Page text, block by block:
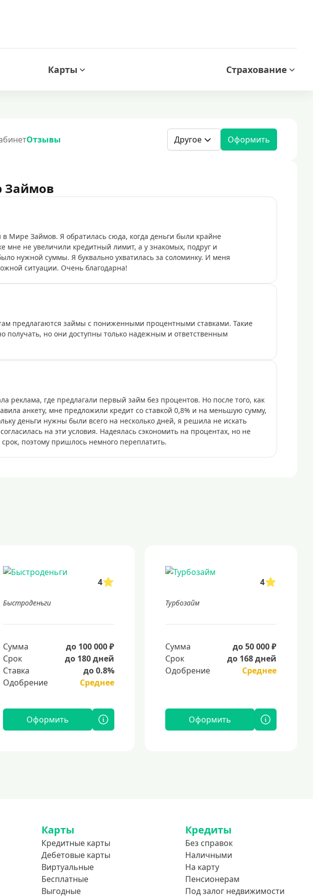
Карты Страхование
Отзывы Другое Оформить
Займов
Мире Займов. Я обратилась сюда, когда деньги были крайне
мне не увеличили кредитный лимит, а у знакомых, подруг и
нужной суммы. Я буквально ухватилась за соломинку. И меня
ситуации. Очень благодарна!
предлагаются займы с пониженными процентными ставками. Такие
получать, но они доступны только надежным и ответственным
реклама, где предлагали первый займ без процентов. Но после того, как
анкету, мне предложили кредит со ставкой 0,8% и на меньшую сумму,
деньги нужны были всего на несколько дней, я решила не искать
на эти условия. Надеялась сэкономить на процентах, но не
срок, поэтому пришлось немного переплатить.
4
Быстроденьги
Сумма
до 100 000 ₽
Срок
до 180 дней
Ставка
до 0.8%
Одобрение
Среднее
Оформить
4
Турбозайм
Сумма
до 50 000 ₽
Срок
до 168 дней
Одобрение
Среднее
Оформить
Карты
Кредитные карты
Дебетовые карты
Виртуальные
Бесплатные
Выгодные
Кредиты
Без справок
Наличными
На карту
Пенсионерам
Под залог недвижимости